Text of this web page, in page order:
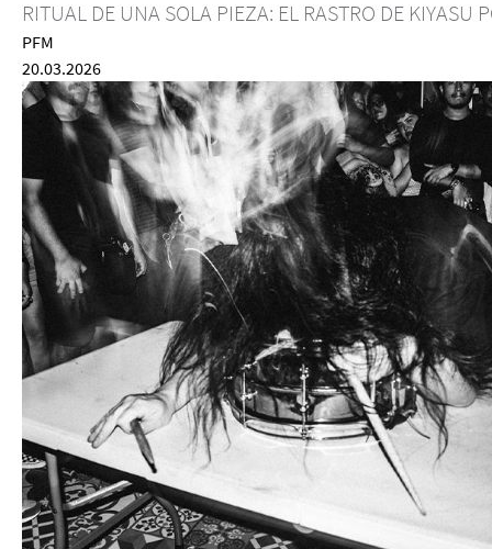
RITUAL DE UNA SOLA PIEZA: EL RASTRO DE KIYASU
PFM
20.03.2026